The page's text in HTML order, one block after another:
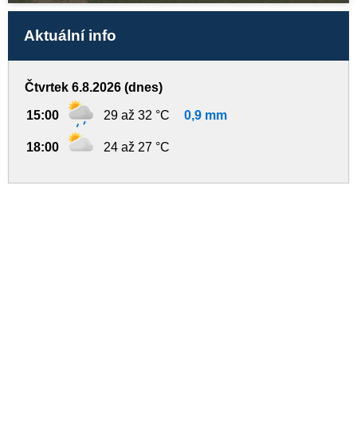
Aktuální info
Čtvrtek 6.8.2026 (dnes)
15:00 29 až 32 °C 0,9 mm
18:00 24 až 27 °C